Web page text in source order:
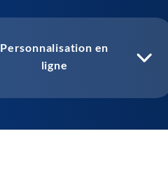
Personnalisation en
ligne